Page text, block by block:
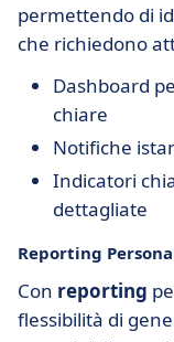
permettendo di
che richiedono
Dashboard
chiare
Notifiche
Indicatori
dettagliate
Reporting
Con reporting
flessibilità di